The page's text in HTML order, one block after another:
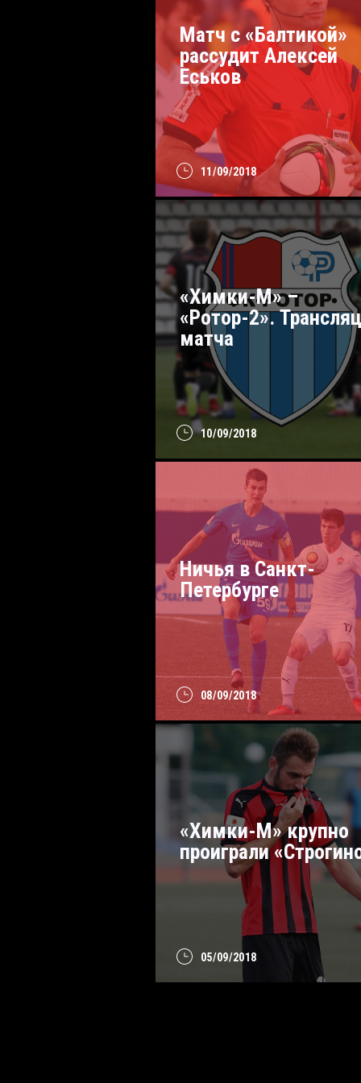
11/09/2018
Матч с «Балтикой»
рассудит Алексей
Еськов
10/09/2018
«Химки-М» –
«Ротор-2».
матча
08/09/2018
Ничья в Санкт-
Петербурге
05/09/2018
«Химки-М» крупно
проиграли